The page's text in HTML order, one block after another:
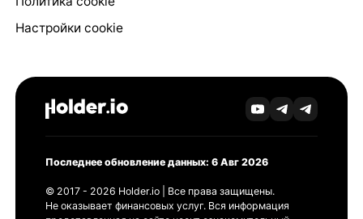
Настройки cookie
Последнее обновление данных: 6 Авг 2026
© 2017 - 2026 Holder.io | Все права защищены.
Не оказывает финансовых услуг. Вся информация